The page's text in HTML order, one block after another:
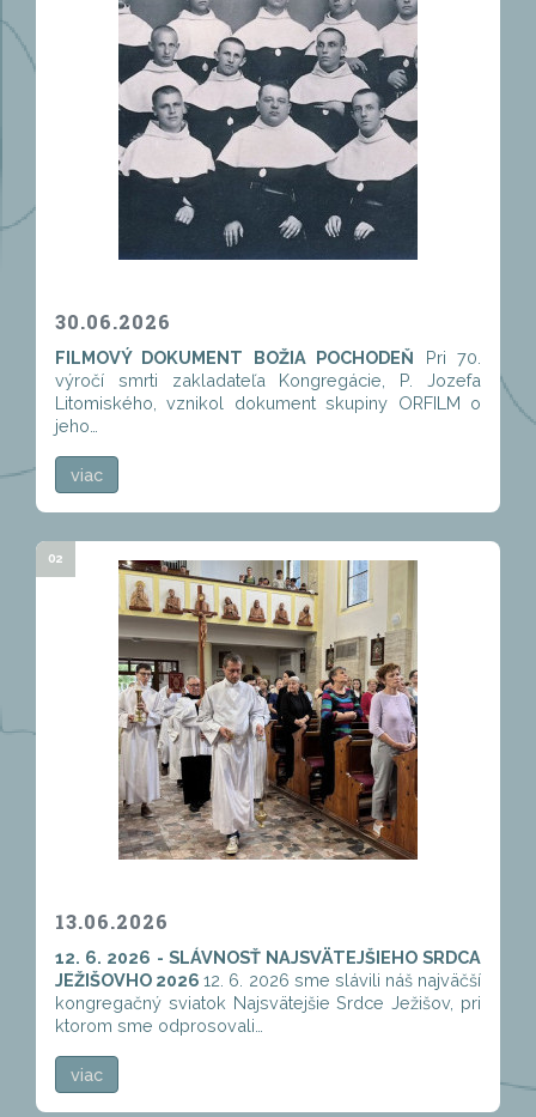
30.06.2026
FILMOVÝ DOKUMENT BOŽIA POCHODEŇ Pri 70.
výročí smrti zakladateľa Kongregácie, P. Jozefa
Litomiského, vznikol dokument skupiny ORFILM o
jeho…
viac
02
13.06.2026
12. 6. 2026 - SLÁVNOSŤ NAJSVÄTEJŠIEHO SRDCA
JEŽIŠOVHO 202612. 6. 2026 sme slávili náš najväčší
kongregačný sviatok Najsvätejšie Srdce Ježišov, pri
ktorom sme odprosovali…
viac